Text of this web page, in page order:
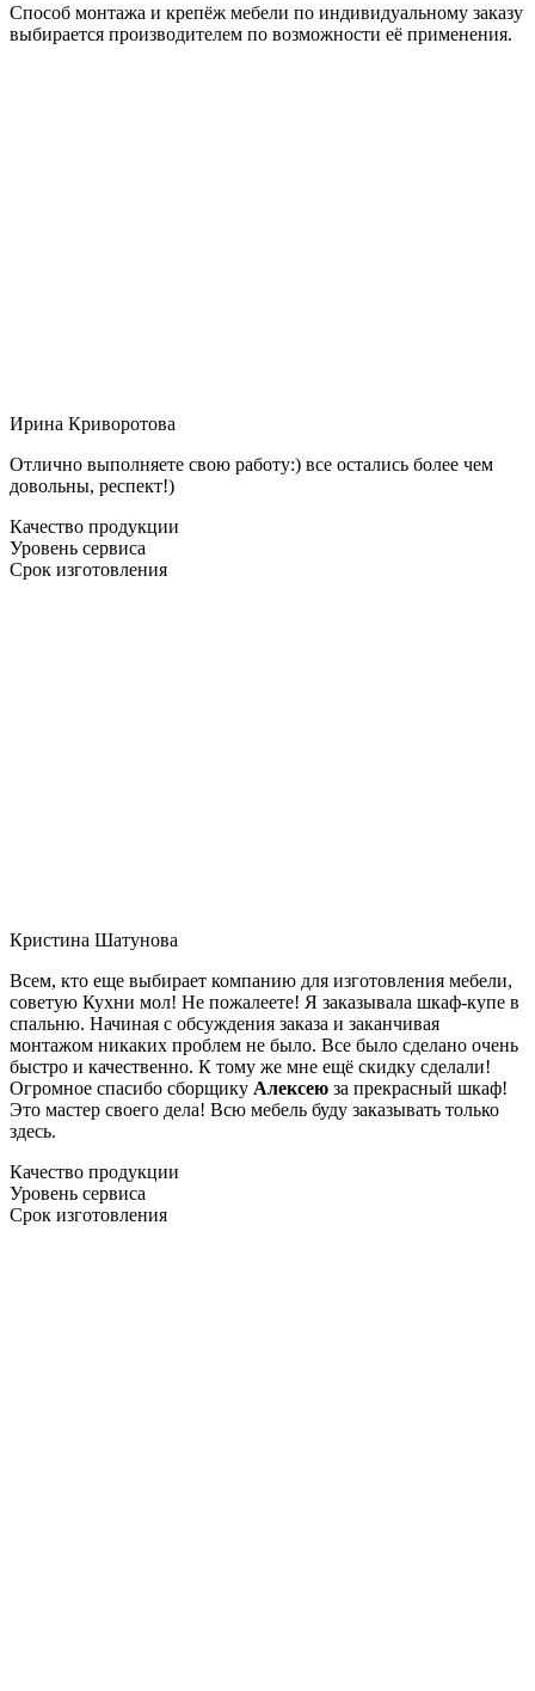
Способ монтажа и крепёж мебели по индивидуальному заказу
выбирается производителем по возможности её применения.
Ирина Криворотова
Отлично выполняете свою работу:) все остались более чем
довольны, респект!)
Качество продукции
Уровень сервиса
Срок изготовления
Кристина Шатунова
Всем, кто еще выбирает компанию для изготовления мебели,
советую Кухни мол! Не пожалеете! Я заказывала шкаф-купе в
спальню. Начиная с обсуждения заказа и заканчивая
монтажом никаких проблем не было. Все было сделано очень
быстро и качественно. К тому же мне ещё скидку сделали!
Огромное спасибо сборщику Алексею за прекрасный шкаф!
Это мастер своего дела! Всю мебель буду заказывать только
здесь.
Качество продукции
Уровень сервиса
Срок изготовления